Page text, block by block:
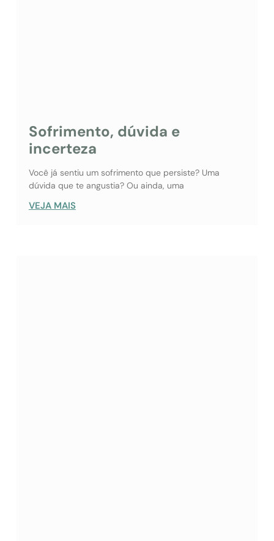
Sofrimento, dúvida e
incerteza
Você já sentiu um sofrimento que persiste? Uma
dúvida que te angustia? Ou ainda, uma
VEJA MAIS